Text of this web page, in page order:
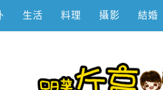
生活 料理 攝影 結婚